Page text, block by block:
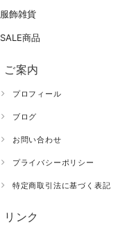
服飾雑貨
SALE商品
ご案内
プロフィール
ブログ
お問い合わせ
プライバシーポリシー
特定商取引法に基づく表記
リンク